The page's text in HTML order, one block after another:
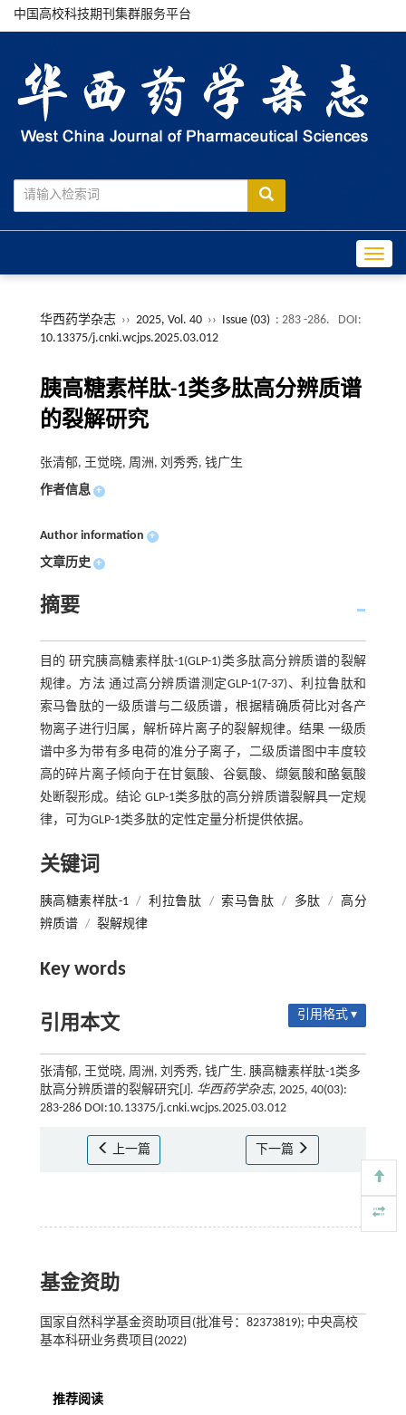
中国高校科技期刊集群服务平台
华西药学杂志 ›› 2025, Vol. 40 ›› Issue (03) : 283 -286.
DOI:
10.13375/j.cnki.wcjps.2025.03.012
胰高糖素样肽-1类多肽高分辨质谱
的裂解研究
张清郁, 王觉晓, 周洲, 刘秀秀, 钱广生
作者信息 +
Author information +
文章历史 +
摘要
目的 研究胰高糖素样肽-1(GLP-1)类多肽高分辨质谱的裂解
规律。方法 通过高分辨质谱测定GLP-1(7-37)、利拉鲁肽和
索马鲁肽的一级质谱与二级质谱，根据精确质荷比对各产
物离子进行归属，解析碎片离子的裂解规律。结果 一级质
谱中多为带有多电荷的准分子离子，二级质谱图中丰度较
高的碎片离子倾向于在甘氨酸、谷氨酸、缬氨酸和酪氨酸
处断裂形成。结论 GLP-1类多肽的高分辨质谱裂解具一定规
律，可为GLP-1类多肽的定性定量分析提供依据。
关键词
胰高糖素样肽-1 / 利拉鲁肽 / 索马鲁肽 / 多肽 /
高分
辨质谱 / 裂解规律
Key words
引用本文 引用格式 ▾
张清郁, 王觉晓, 周洲, 刘秀秀, 钱广生. 胰高糖素样肽-1类多
肽高分辨质谱的裂解研究[J]. 华西药学杂志, 2025, 40(03):
283-286 DOI:10.13375/j.cnki.wcjps.2025.03.012
上一篇 下一篇
基金资助
国家自然科学基金资助项目(批准号：82373819); 中央高校
基本科研业务费项目(2022)